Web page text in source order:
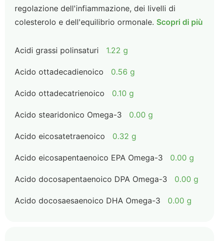
regolazione dell'infiammazione, dei livelli di
colesterolo e dell'equilibrio ormonale. Scopri di più
Acidi grassi polinsaturi 1.22 g
Acido ottadecadienoico 0.56 g
Acido ottadecatrienoico 0.10 g
Acido stearidonico Omega-3 0.00 g
Acido eicosatetraenoico 0.32 g
Acido eicosapentaenoico EPA Omega-3 0.00 g
Acido docosapentaenoico DPA Omega-3 0.00 g
Acido docosaesaenoico DHA Omega-3 0.00 g